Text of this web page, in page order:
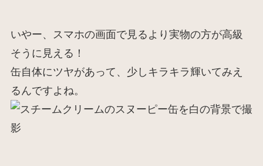
いやー、スマホの画面で見るより実物の方が高級
そうに見える！
缶自体にツヤがあって、少しキラキラ輝いてみえ
るんですよね。